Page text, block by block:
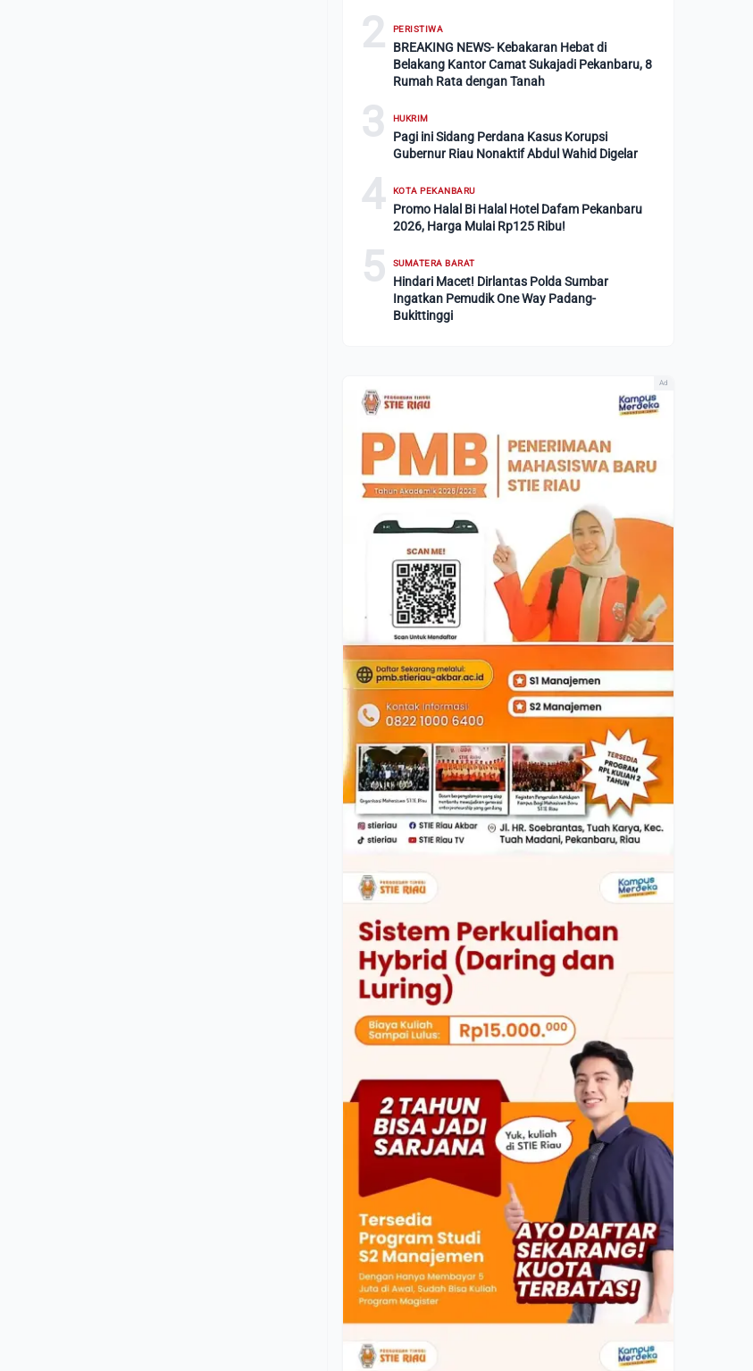
2 PERISTIWA
BREAKING NEWS- Kebakaran Hebat di
Belakang Kantor Camat Sukajadi Pekanbaru, 8
Rumah Rata dengan Tanah
3 HUKRIM
Pagi ini Sidang Perdana Kasus Korupsi
Gubernur Riau Nonaktif Abdul Wahid Digelar
4 KOTA PEKANBARU
Promo Halal Bi Halal Hotel Dafam Pekanbaru
2026, Harga Mulai Rp125 Ribu!
5 SUMATERA BARAT
Hindari Macet! Dirlantas Polda Sumbar
Ingatkan Pemudik One Way Padang-
Bukittinggi
Ad